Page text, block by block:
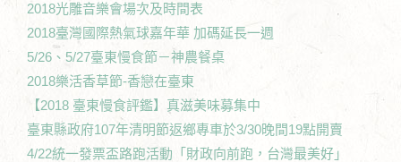
2018光雕音樂會場次及時間表
2018臺灣國際熱氣球嘉年華 加碼延長一週
5/26、5/27臺東慢食節－神農餐桌
2018樂活香草節-香戀在臺東
【2018 臺東慢食評鑑】真滋美味募集中
臺東縣政府107年清明節返鄉專車於3/30晚間19點開賣
4/22統一發票盃路跑活動「財政向前跑，台灣最美好」